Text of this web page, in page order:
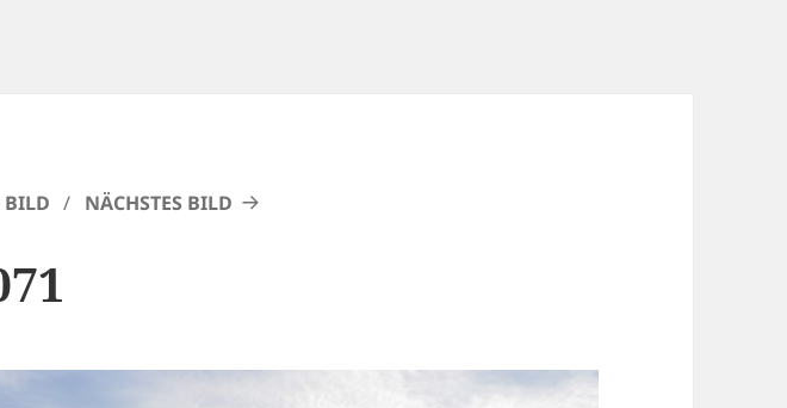
BILD NÄCHSTES BILD